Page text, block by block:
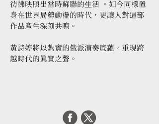
彷彿映照出當時蘇聯的⽣活 。如今同樣置
身在世界局勢動盪的時代，更讓人對這部
作品產生深刻共鳴。
黃詩婷將以紮實的俄派演奏底蘊，重現跨
越時代的真實之聲。